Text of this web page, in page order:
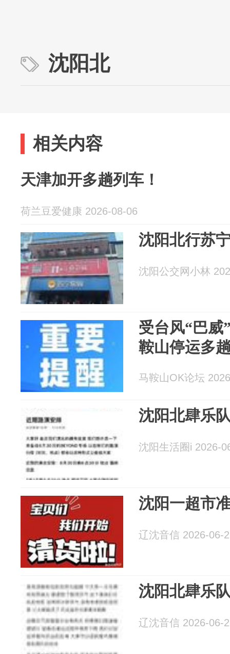
沈阳北
相关内容
天津加开多趟列车！
荷兰豆爱健康 2026-08-06
沈阳北行苏
沈阳公交网小林
受台风“巴威
鞍山停运多
马鞍山OK论坛
沈阳北肆乐
沈阳生活圈i 2026-
沈阳一超市
辽沈音信 2026-06-
沈阳北肆乐
辽沈音信 2026-06-